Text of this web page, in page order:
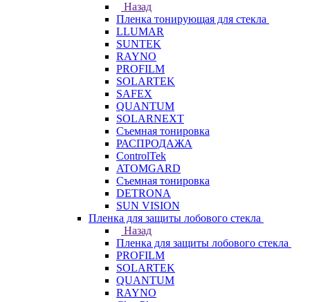
Назад
Пленка тонирующая для стекла
LLUMAR
SUNTEK
RAYNO
PROFILM
SOLARTEK
SAFEX
QUANTUM
SOLARNEXT
Съемная тонировка
РАСПРОДАЖА
ControlTek
ATOMGARD
Съемная тонировка
DETRONA
SUN VISION
Пленка для защиты лобового стекла
Назад
Пленка для защиты лобового стекла
PROFILM
SOLARTEK
QUANTUM
RAYNO